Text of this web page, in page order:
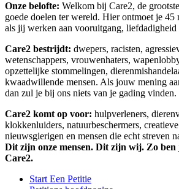
Onze belofte: Welkom bij Care2, de
goede doelen ter wereld. Hier ontmoet je 45
als jij werken aan vooruitgang, liefdadigheid
Care2 bestrijdt: dwepers, racisten,
wetenschappers, vrouwenhaters,
opzettelijke stommelingen,
kwaadwillende mensen. Als jouw mening
dan zul je bij ons niets van je gading vinden.
Care2 komt op voor: hulpverleners,
klokkenluiders, natuurbeschermers,
nieuwsgierigen en mensen die echt streven
Dit zijn onze mensen. Dit zijn wij. Zo ben
Care2.
Start Een Petitie